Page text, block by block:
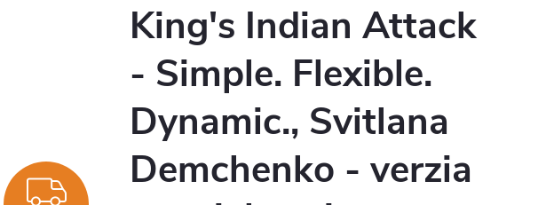
ZADARMO
King's Indian Attack
- Simple. Flexible.
Dynamic., Svitlana
Demchenko - verzia